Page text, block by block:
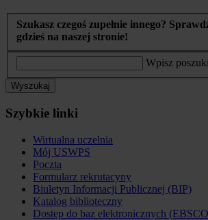
Szukasz czegoś zupełnie innego?
gdzieś na naszej stronie!
Wpisz
Wyszukaj
Szybkie linki
Wirtualna uczelnia
Mój USWPS
Poczta
Formularz rekrutacyny
Biuletyn Informacji Publicznej (BIP)
Katalog biblioteczny
Dostęp do baz elektronicznych